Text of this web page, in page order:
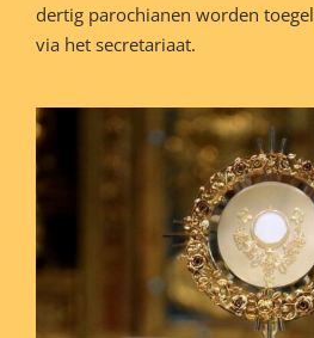
dertig parochianen worden
via het secretariaat.